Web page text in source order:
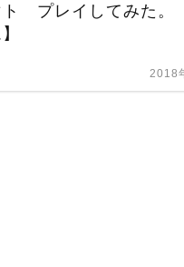
ト プレイしてみた。
2018